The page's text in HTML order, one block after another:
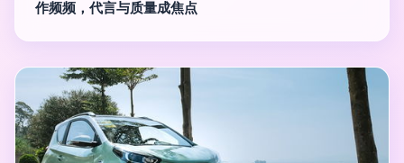
作频频，代言与质量成焦点